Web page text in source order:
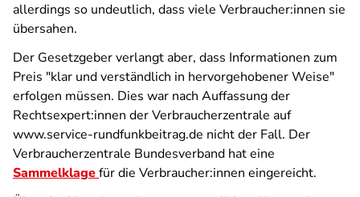
allerdings so undeutlich, dass viele Verbraucher:innen sie
übersahen.
Der Gesetzgeber verlangt aber, dass Informationen zum
Preis "klar und verständlich in hervorgehobener Weise"
erfolgen müssen. Dies war nach Auffassung der
Rechtsexpert:innen der Verbraucherzentrale auf
www.service-rundfunkbeitrag.de nicht der Fall. Der
Verbraucherzentrale Bundesverband hat eine
Sammelklagefür die Verbraucher:innen eingereicht.